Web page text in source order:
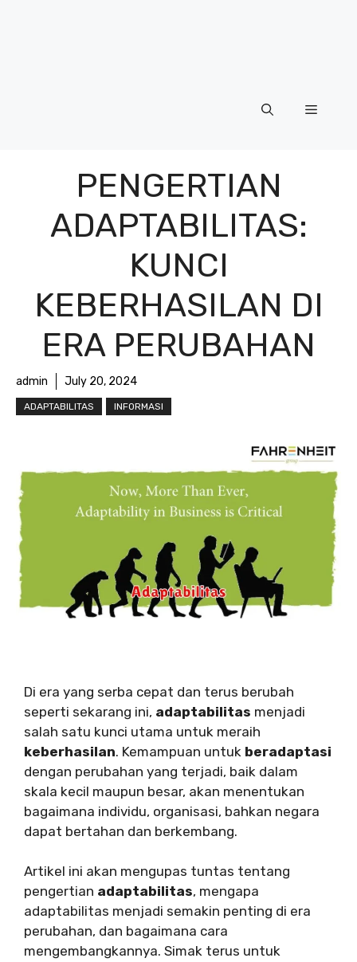
Menu
PENGERTIAN
ADAPTABILITAS:
KUNCI
KEBERHASILAN DI
ERA PERUBAHAN
admin July 20, 2024
ADAPTABILITAS INFORMASI
Di era yang serba cepat dan terus berubah
seperti sekarang ini, adaptabilitas menjadi
salah satu kunci utama untuk meraih
keberhasilan. Kemampuan untuk beradaptasi
dengan perubahan yang terjadi, baik dalam
skala kecil maupun besar, akan menentukan
bagaimana individu, organisasi, bahkan negara
dapat bertahan dan berkembang.
Artikel ini akan mengupas tuntas tentang
pengertian adaptabilitas, mengapa
adaptabilitas menjadi semakin penting di era
perubahan, dan bagaimana cara
mengembangkannya. Simak terus untuk